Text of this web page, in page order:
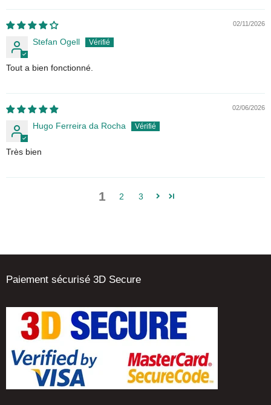
02/11/2026
Stefan Ogell
Tout a bien fonctionné.
02/06/2026
Hugo Ferreira da Rocha
Très bien
1 2 3
Paiement sécurisé 3D Secure